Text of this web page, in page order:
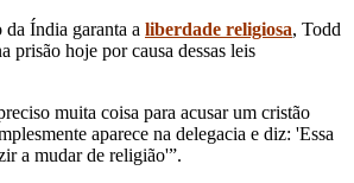
Índia garanta a liberdade religiosa, Todd
prisão hoje por causa dessas leis
muita coisa para acusar um cristão
aparece na delegacia e diz: 'Essa
a mudar de religião'”.